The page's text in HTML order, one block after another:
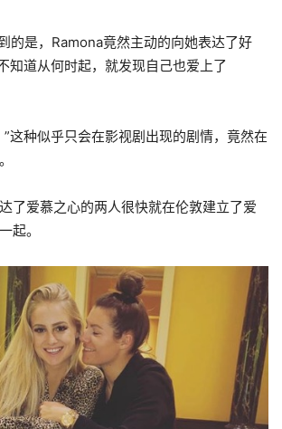
的是，Ramona竟然主动的向她表达了好
知道从何时起，就发现自己也爱上了
这种似乎只会在影视剧出现的剧情，竟然在
了爱慕之心的两人很快就在伦敦建立了爱
起。